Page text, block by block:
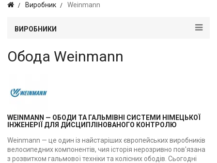
Виробник Weinmann
ВИРОБНИКИ
Обода Weinmann
WEINMANN — ОБОДИ ТА ГАЛЬМІВНІ СИСТЕМИ НІМЕЦЬКОЇ
ІНЖЕНЕРІЇ ДЛЯ ДИСЦИПЛІНОВАНОГО КОНТРОЛЮ
Weinmann — це один із найстаріших європейських виробників
велосипедних компонентів, чия історія нерозривно пов'язана
з розвитком гальмової техніки та колісних ободів. Сьогодні